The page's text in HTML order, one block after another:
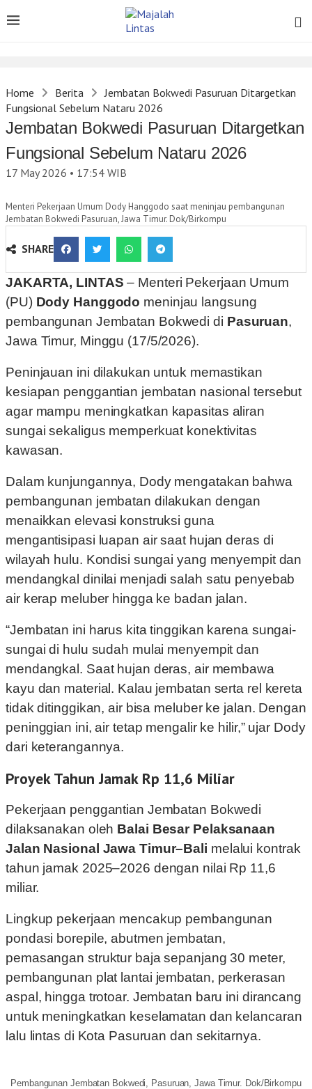
Home Berita
Jembatan Bokwedi Pasuruan Ditargetkan
Fungsional Sebelum Nataru 2026
Jembatan Bokwedi Pasuruan Ditargetkan
Fungsional Sebelum Nataru 2026
17 May 2026 • 17:54 WIB
Menteri Pekerjaan Umum Dody Hanggodo saat meninjau pembangunan
Jembatan Bokwedi Pasuruan, Jawa Timur. Dok/Birkompu
SHARE
JAKARTA, LINTAS – Menteri Pekerjaan Umum
(PU) Dody Hanggodo meninjau langsung
pembangunan Jembatan Bokwedi di Pasuruan,
Jawa Timur, Minggu (17/5/2026).
Peninjauan ini dilakukan untuk memastikan
kesiapan penggantian jembatan nasional tersebut
agar mampu meningkatkan kapasitas aliran
sungai sekaligus memperkuat konektivitas
kawasan.
Dalam kunjungannya, Dody mengatakan bahwa
pembangunan jembatan dilakukan dengan
menaikkan elevasi konstruksi guna
mengantisipasi luapan air saat hujan deras di
wilayah hulu. Kondisi sungai yang menyempit dan
mendangkal dinilai menjadi salah satu penyebab
air kerap meluber hingga ke badan jalan.
“Jembatan ini harus kita tinggikan karena sungai-
sungai di hulu sudah mulai menyempit dan
mendangkal. Saat hujan deras, air membawa
kayu dan material. Kalau jembatan serta rel kereta
tidak ditinggikan, air bisa meluber ke jalan. Dengan
peninggian ini, air tetap mengalir ke hilir,” ujar Dody
dari keterangannya.
Proyek Tahun Jamak Rp 11,6 Miliar
Pekerjaan penggantian Jembatan Bokwedi
dilaksanakan oleh Balai Besar Pelaksanaan
Jalan Nasional Jawa Timur–Bali melalui kontrak
tahun jamak 2025–2026 dengan nilai Rp 11,6
miliar.
Lingkup pekerjaan mencakup pembangunan
pondasi borepile, abutmen jembatan,
pemasangan struktur baja sepanjang 30 meter,
pembangunan plat lantai jembatan, perkerasan
aspal, hingga trotoar. Jembatan baru ini dirancang
untuk meningkatkan keselamatan dan kelancaran
lalu lintas di Kota Pasuruan dan sekitarnya.
Pembangunan Jembatan Bokwedi, Pasuruan, Jawa Timur. Dok/Birkompu